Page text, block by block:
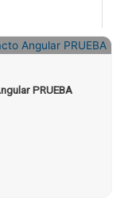
PRUEBA